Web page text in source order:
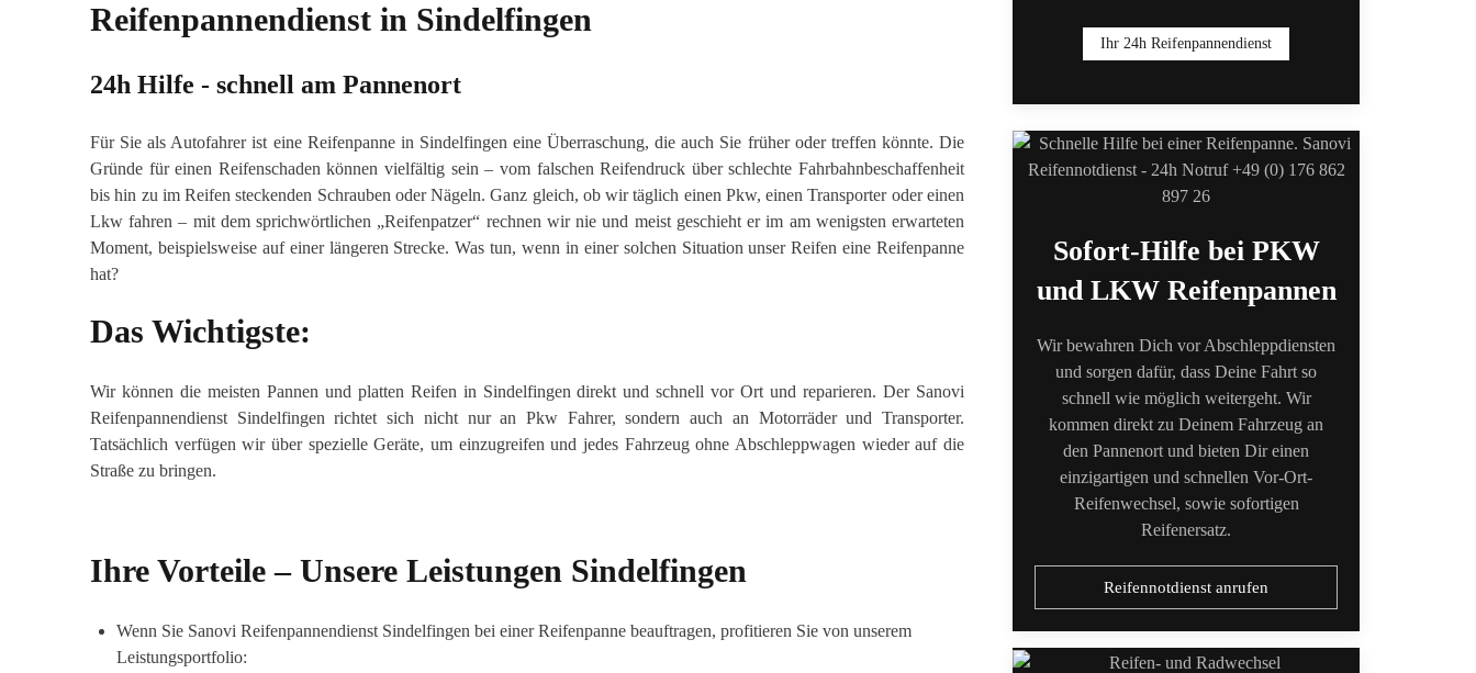
Reifenpannendienst in Sindelfingen
24h Hilfe - schnell am Pannenort
Für Sie als Autofahrer ist eine Reifenpanne in Sindelfingen eine Überraschung, die auch Sie früher oder treffen könnte. Die
Gründe für einen Reifenschaden können vielfältig sein – vom falschen Reifendruck über schlechte Fahrbahnbeschaffenheit
bis hin zu im Reifen steckenden Schrauben oder Nägeln. Ganz gleich, ob wir täglich einen Pkw, einen Transporter oder einen
Lkw fahren – mit dem sprichwörtlichen „Reifenpatzer“ rechnen wir nie und meist geschieht er im am wenigsten erwarteten
Moment, beispielsweise auf einer längeren Strecke. Was tun, wenn in einer solchen Situation unser Reifen eine Reifenpanne
hat?
Das Wichtigste:
Wir können die meisten Pannen und platten Reifen in Sindelfingen direkt und schnell vor Ort und reparieren. Der Sanovi
Reifenpannendienst Sindelfingen richtet sich nicht nur an Pkw Fahrer, sondern auch an Motorräder und Transporter.
Tatsächlich verfügen wir über spezielle Geräte, um einzugreifen und jedes Fahrzeug ohne Abschleppwagen wieder auf die
Straße zu bringen.
Ihre Vorteile – Unsere Leistungen Sindelfingen
Wenn Sie Sanovi Reifenpannendienst Sindelfingen bei einer Reifenpanne beauftragen, profitieren Sie von unserem
Leistungsportfolio:
Ihr 24h Reifenpannendienst
Sofort-Hilfe bei PKW
und LKW Reifenpannen
Wir bewahren Dich vor Abschleppdiensten
und sorgen dafür, dass Deine Fahrt so
schnell wie möglich weitergeht. Wir
kommen direkt zu Deinem Fahrzeug an
den Pannenort und bieten Dir einen
einzigartigen und schnellen Vor-Ort-
Reifenwechsel, sowie sofortigen
Reifenersatz.
Reifennotdienst anrufen